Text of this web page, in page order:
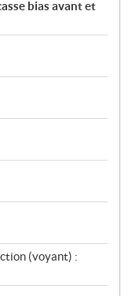
bias avant et
(voyant) :